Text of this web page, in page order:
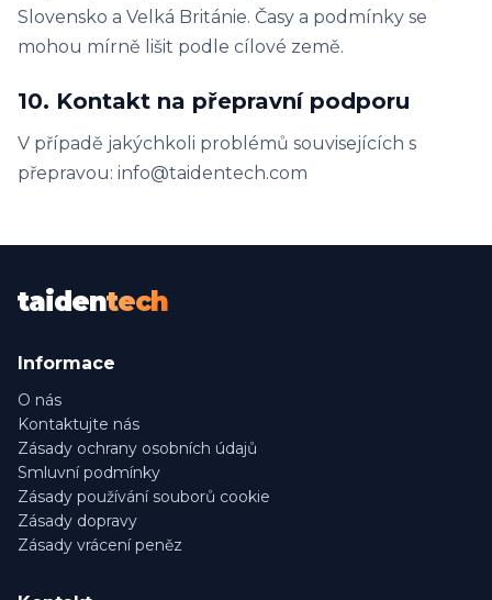
Slovensko a Velká Británie. Časy a podmínky se
mohou mírně lišit podle cílové země.
10. Kontakt na přepravní podporu
V případě jakýchkoli problémů souvisejících s
přepravou: info@taidentech.com
taidentech
Informace
O nás
Kontaktujte nás
Zásady ochrany osobních údajů
Smluvní podmínky
Zásady používání souborů cookie
Zásady dopravy
Zásady vrácení peněz